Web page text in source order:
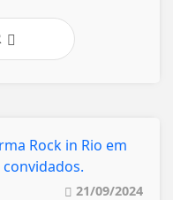
21/09/2024